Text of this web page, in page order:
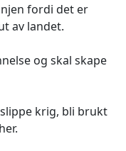
fordi det er
av landet.
og skal skape
krig, bli brukt